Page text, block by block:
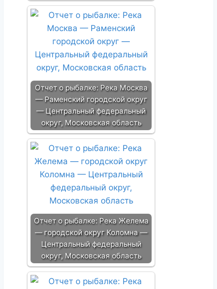
Отчет о рыбалке: Река Москва
— Раменский городской округ
— Центральный федеральный
округ, Московская область
Отчет о рыбалке: Река Желема
— городской округ Коломна —
Центральный федеральный
округ, Московская область